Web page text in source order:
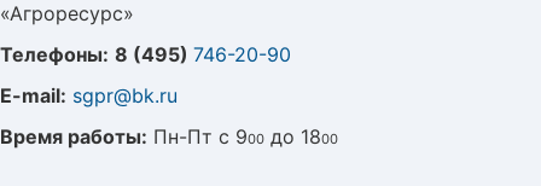
«Агроресурс»
Телефоны: 8 (495) 746-20-90
E-mail: sgpr@bk.ru
Время работы: Пн-Пт с 900 до 1800